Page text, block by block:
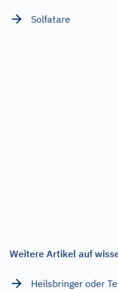
Solfatare
Weitere Artikel auf
Heilsbringer oder